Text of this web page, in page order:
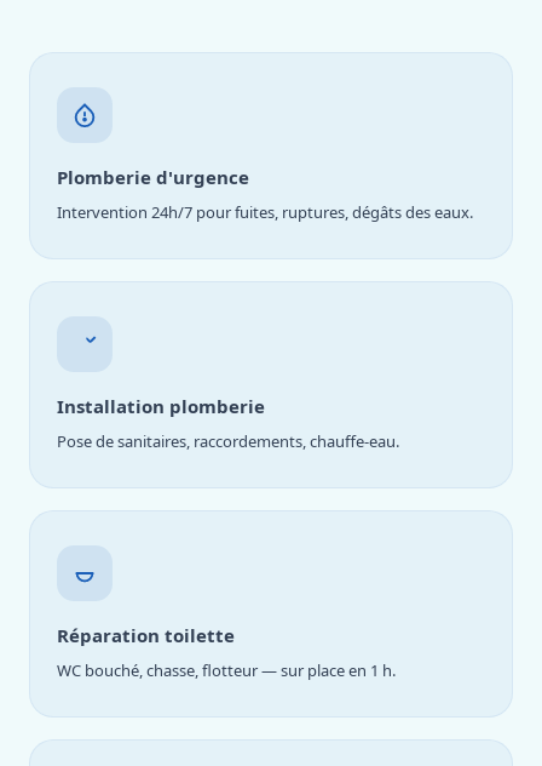
Plomberie d'urgence
Intervention 24h/7 pour fuites, ruptures, dégâts des eaux.
Installation plomberie
Pose de sanitaires, raccordements, chauffe-eau.
Réparation toilette
WC bouché, chasse, flotteur — sur place en 1 h.